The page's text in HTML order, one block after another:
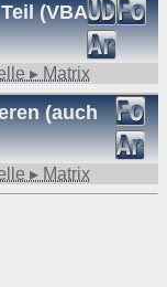
(VBA
▸ Matrix
(auch
▸ Matrix